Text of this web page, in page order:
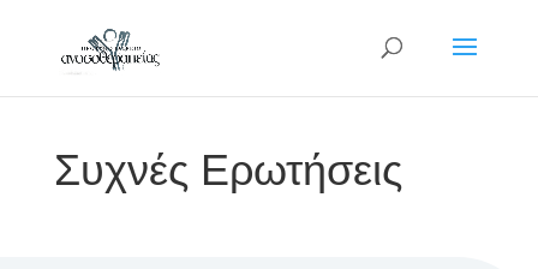
Συχνές Ερωτήσεις